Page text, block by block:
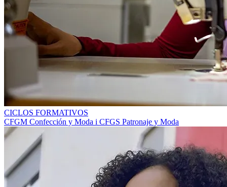
CICLOS FORMATIVOS
CFGM Confección y Moda i CFGS Patronaje y Moda